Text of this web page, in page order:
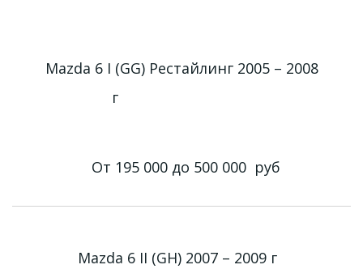
Mazda 6 I (GG) Рестайлинг 2005 – 2008
г
От 195 000 до 500 000 руб
Mazda 6 II (GH) 2007 – 2009 г